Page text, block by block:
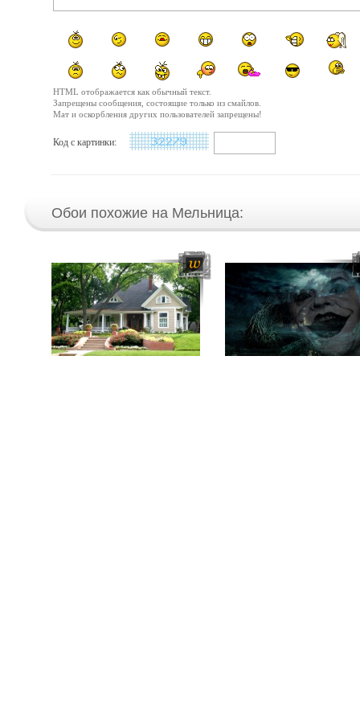
HTML отображается как обычный текст.
Запрещены сообщения, состоящие только из смайлов.
Мат и оскорбления других пользователей запрещены!
Код с картинки:
Обои похожие на Мельница: